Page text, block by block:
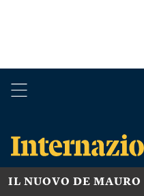
IL NUOVO DE MAURO